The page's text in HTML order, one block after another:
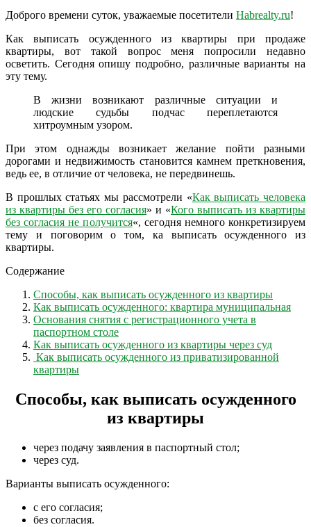
Доброго времени суток, уважаемые посетители Habrealty.ru!
Как выписать осужденного из квартиры при продаже
квартиры, вот такой вопрос меня попросили недавно
осветить. Сегодня опишу подробно, различные варианты на
эту тему.
В жизни возникают различные ситуации и
людские судьбы подчас переплетаются
хитроумным узором.
При этом однажды возникает желание пойти разными
дорогами и недвижимость становится камнем преткновения,
ведь ее, в отличие от человека, не передвинешь.
В прошлых статьях мы рассмотрели «Как выписать человека
из квартиры без его согласия» и «Кого выписать из квартиры
без согласия не получится«, сегодня немного конкретизируем
тему и поговорим о том, ка выписать осужденного из
квартиры.
Содержание
Способы, как выписать осужденного из квартиры
Как выписать осужденного: квартира муниципальная
Основания снятия с регистрационного учета в
паспортном столе
Как выписать осужденного из квартиры через суд
Как выписать осужденного из приватизированной
квартиры
Способы, как выписать осужденного
из квартиры
через подачу заявления в паспортный стол;
через суд.
Варианты выписать осужденного:
с его согласия;
без согласия.